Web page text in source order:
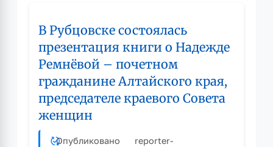
АКОО
«Вместе
против
рака»
Рубцовского
представительства
участие
во
В Рубцовске состоялась
презентация книги о Надежде
Ремнёвой – почетном
гражданине Алтайского края,
председателе краевого Совета
женщин
Опубликовано reporter-